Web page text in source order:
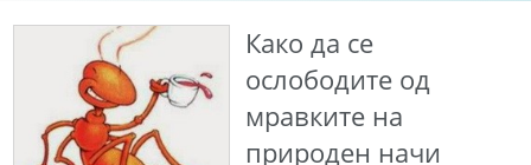
Како да се
ослободите од
мравките на
природен начи